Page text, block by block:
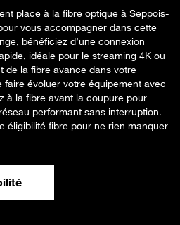
place à la fibre optique à Seppois-
vous accompagner dans cette
bénéficiez d’une connexion
idéale pour le streaming 4K ou
de la fibre avance dans votre
évoluer votre équipement avec
à la fibre avant la coupure pour
performant sans interruption.
éligibilité fibre pour ne rien manquer